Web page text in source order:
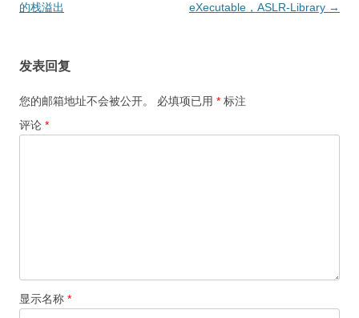
章
的栈溢出
eXecutable，ASLR-Library →
发表回复
您的邮箱地址不会被公开。 必填项已用 * 标注
评论 *
显示名称 *